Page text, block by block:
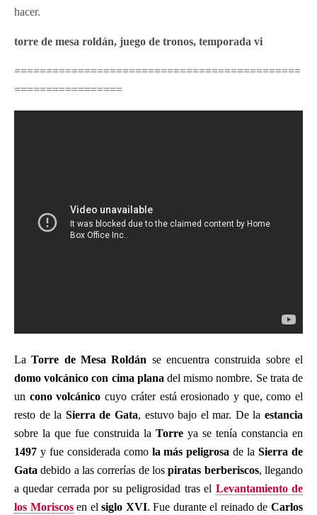
hacer.
torre de mesa roldán, juego de tronos, temporada vi
=============================================
=================
LaTorre de Mesa Roldán se encuentra construida sobre el
domo volcánico con cima plana del mismo nombre. Se trata de
un cono volcánico cuyo cráter está erosionado y que, como el
resto de la Sierra de Gata, estuvo bajo el mar. De laestancia
sobre la que fue construida la Torre ya se tenía constancia en
1497 y fue considerada como la más peligrosa de laSierra de
Gata debido a las correrías de los piratas berberiscos, llegando
a quedar cerrada por su peligrosidad tras el Levantamiento de
los Moriscos en el siglo XVI. Fue durante el reinado de Carlos